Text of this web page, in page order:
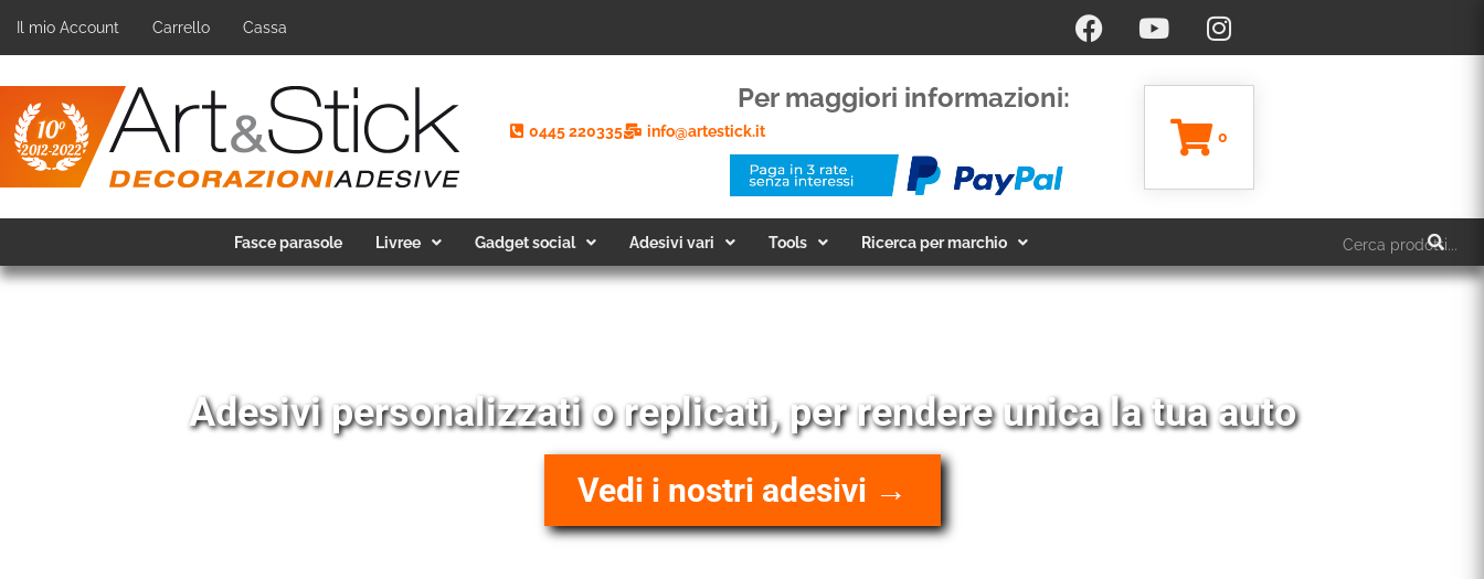
Il mio Account Carrello Cassa
Per maggiori informazioni:
0445 220335 info@artestick.it 0
Fasce parasole Livree Gadget social Adesivi vari Tools Ricerca per marchio
Adesivi personalizzati o replicati, per rendere unica la tua auto
Vedi i nostri adesivi →